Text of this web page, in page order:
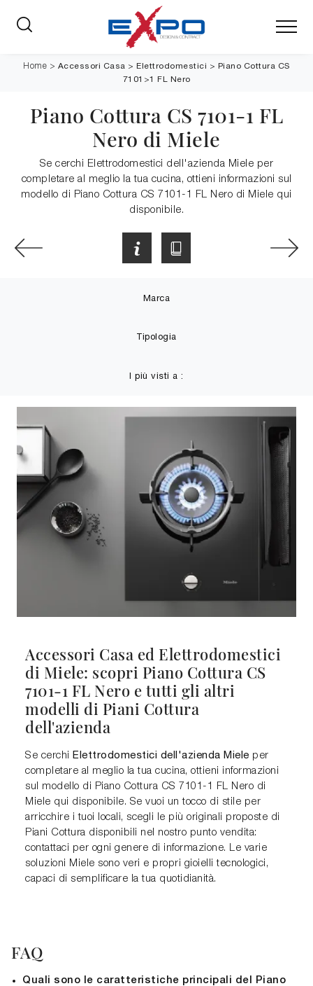
Home > Accessori Casa >Elettrodomestici > Piano Cottura CS
7101>1 FL Nero
Piano Cottura CS 7101-1 FL
Nero di Miele
Se cerchi Elettrodomestici dell'azienda Miele per
completare al meglio la tua cucina, ottieni informazioni sul
modello di Piano Cottura CS 7101-1 FL Nero di Miele qui
disponibile.
Marca
Tipologia
I più visti a :
Accessori Casa ed Elettrodomestici
di Miele: scopri Piano Cottura CS
7101-1 FL Nero e tutti gli altri
modelli di Piani Cottura
dell'azienda
Se cerchi Elettrodomestici dell'azienda Miele per
completare al meglio la tua cucina, ottieni informazioni
sul modello di Piano Cottura CS 7101-1 FL Nero di
Miele qui disponibile. Se vuoi un tocco di stile per
arricchire i tuoi locali, scegli le più originali proposte di
Piani Cottura disponibili nel nostro punto vendita:
contattaci per ogni genere di informazione. Le varie
soluzioni Miele sono veri e propri gioielli tecnologici,
capaci di semplificare la tua quotidianità.
FAQ
Quali sono le caratteristiche principali del Piano